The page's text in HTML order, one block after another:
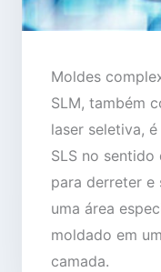
Moldes
SLM, também
laser seletiva,
SLS no sentido
para derreter
uma área
moldado em
camada.